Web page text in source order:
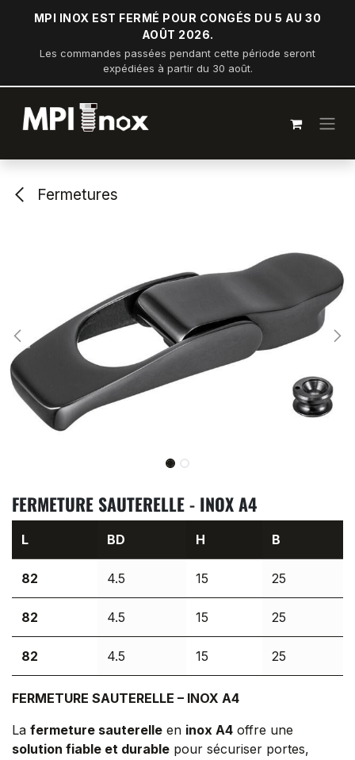
Se rendre au contenu
MPI INOX EST FERMÉ POUR CONGÉS DU 5 AU 30
AOÛT 2026.
Les commandes passées pendant cette période seront
expédiées à partir du 30 août.
Fermetures
FERMETURE SAUTERELLE - INOX A4
L BD H B
82 4.5 15 25
82 4.5 15 25
82 4.5 15 25
FERMETURE SAUTERELLE – INOX A4
La fermeture sauterelle en inox A4 offre une
solution fiable et durable pour sécuriser portes,